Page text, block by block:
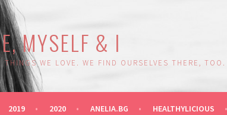
MYSELF & I
WE LOVE. WE FIND OURSELVES THERE, TOO.
2019 2020 ANELIA.BG HEALTHYLICIOUS